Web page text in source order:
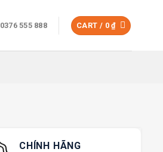
0376 555 888 CART / 0₫
CHÍNH HÃNG